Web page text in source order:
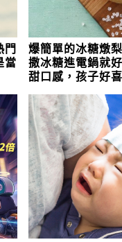
門
當
爆簡單的冰糖燉
撒冰糖進電鍋就
甜口感，孩子好